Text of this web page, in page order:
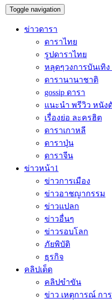
Toggle navigation
ข่าวดารา
ดาราไทย
รูปดาราไทย
หลุดๆวงการบันเทิ
ดารานานาชาติ
gossip ดารา
แนะนำ พรีวิว หนัง
เรื่องย่อ ละครฮิต
ดาราเกาหลี
ดาราปุ่น
ดาราจีน
ข่าวหน้า1
ข่าวการเมือง
ข่าวอาชญากรรม
ข่าวแปลก
ข่าวอื่นๆ
ข่าวรอบโลก
ภัยพิบัติ
ธุรกิจ
คลิปเด็ด
คลิปขำขัน
ข่าว เหตุการณ์ การ